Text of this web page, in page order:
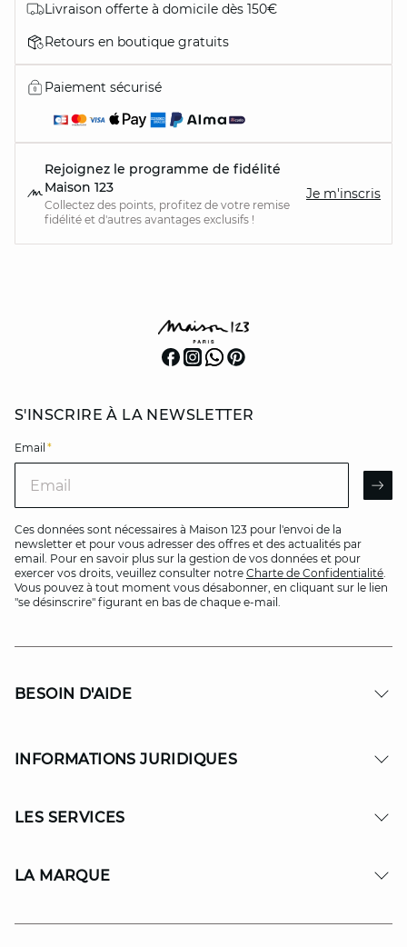
Livraison offerte à domicile dès 150€
Retours en boutique gratuits
Paiement sécurisé
Rejoignez le programme de fidélité
Maison 123
Collectez des points, profitez de votre remise
fidélité et d'autres avantages exclusifs !
Je m'inscris
S'INSCRIRE À LA NEWSLETTER
Email *
Ces données sont nécessaires à Maison 123 pour l'envoi de la
newsletter et pour vous adresser des offres et des actualités par
email. Pour en savoir plus sur la gestion de vos données et pour
exercer vos droits, veuillez consulter notre Charte de Confidentialité.
Vous pouvez à tout moment vous désabonner, en cliquant sur le lien
"se désinscrire" figurant en bas de chaque e-mail.
BESOIN D'AIDE
INFORMATIONS JURIDIQUES
LES SERVICES
LA MARQUE